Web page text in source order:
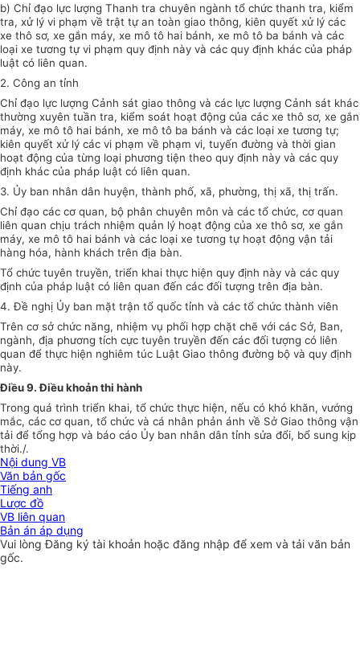
b) Chỉ đạo lực lượng Thanh tra chuyên ngành tổ chức thanh tra, kiểm
tra, xử lý vi phạm về trật tự an toàn giao thông, kiên quyết xử lý các
xe thô sơ, xe gắn máy, xe mô tô hai bánh, xe mô tô ba bánh và các
loại xe tương tự vi phạm quy định này và các quy định khác của pháp
luật có liên quan.
2. Công an tỉnh
Chỉ đạo lực lượng Cảnh sát giao thông và các lực lượng Cảnh sát khác
thường xuyên tuần tra, kiểm soát hoạt động của các xe thô sơ, xe gắn
máy, xe mô tô hai bánh, xe mô tô ba bánh và các loại xe tương tự;
kiên quyết xử lý các vi phạm về phạm vi, tuyến đường và thời gian
hoạt động của từng loại phương tiện theo quy định này và các quy
định khác của pháp luật có liên quan.
3. Ủy ban nhân dân huyện, thành phố, xã, phường, thị xã, thị trấn.
Chỉ đạo các cơ quan, bộ phân chuyên môn và các tổ chức, cơ quan
liên quan chịu trách nhiệm quản lý hoạt động của xe thô sơ, xe gắn
máy, xe mô tô hai bánh và các loại xe tương tự hoạt động vận tải
hàng hóa, hành khách trên địa bàn.
Tổ chức tuyên truyền, triển khai thực hiện quy định này và các quy
định của pháp luật có liên quan đến các đối tượng trên địa bàn.
4. Đề nghị Ủy ban mặt trận tổ quốc tỉnh và các tổ chức thành viên
Trên cơ sở chức năng, nhiệm vụ phối hợp chặt chẽ với các Sở, Ban,
ngành, địa phương tích cực tuyên truyền đến các đối tượng có liên
quan để thực hiện nghiêm túc Luật Giao thông đường bộ và quy định
này.
Điều 9. Điều khoản thi hành
Trong quá trình triển khai, tổ chức thực hiện, nếu có khó khăn, vướng
mắc, các cơ quan, tổ chức và cá nhân phản ánh về Sở Giao thông vận
tải để tổng hợp và báo cáo Ủy ban nhân dân tỉnh sửa đổi, bổ sung kịp
thời./.
Nội dung VB
Văn bản gốc
Tiếng anh
Lược đồ
VB liên quan
Bản án áp dụng
Vui lòngĐăng ký tài khoản hoặc đăng nhập để xem và tải văn bản
gốc.